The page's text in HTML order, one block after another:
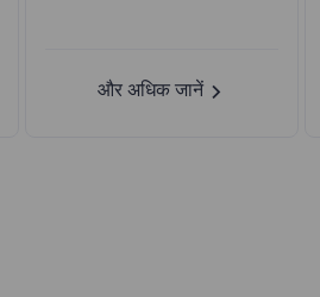
और अधिक जानें